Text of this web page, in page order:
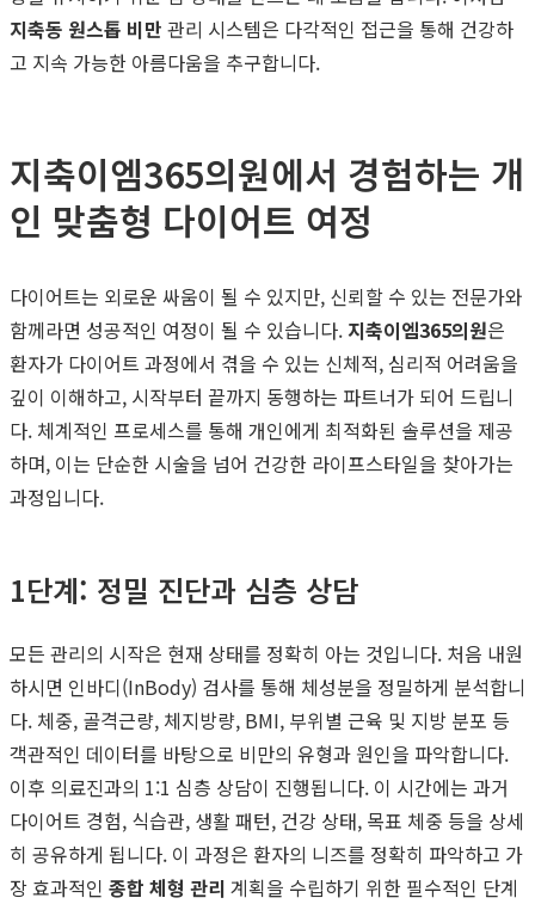
지축동 원스톱 비만 관리 시스템은 다각적인 접근을 통해 건강하
고 지속 가능한 아름다움을 추구합니다.
지축이엠365의원에서 경험하는 개
인 맞춤형 다이어트 여정
다이어트는 외로운 싸움이 될 수 있지만, 신뢰할 수 있는 전문가와
함께라면 성공적인 여정이 될 수 있습니다. 지축이엠365의원은
환자가 다이어트 과정에서 겪을 수 있는 신체적, 심리적 어려움을
깊이 이해하고, 시작부터 끝까지 동행하는 파트너가 되어 드립니
다. 체계적인 프로세스를 통해 개인에게 최적화된 솔루션을 제공
하며, 이는 단순한 시술을 넘어 건강한 라이프스타일을 찾아가는
과정입니다.
1단계: 정밀 진단과 심층 상담
모든 관리의 시작은 현재 상태를 정확히 아는 것입니다. 처음 내원
하시면 인바디(InBody) 검사를 통해 체성분을 정밀하게 분석합니
다. 체중, 골격근량, 체지방량, BMI, 부위별 근육 및 지방 분포 등
객관적인 데이터를 바탕으로 비만의 유형과 원인을 파악합니다.
이후 의료진과의 1:1 심층 상담이 진행됩니다. 이 시간에는 과거
다이어트 경험, 식습관, 생활 패턴, 건강 상태, 목표 체중 등을 상세
히 공유하게 됩니다. 이 과정은 환자의 니즈를 정확히 파악하고 가
장 효과적인 종합 체형 관리 계획을 수립하기 위한 필수적인 단계